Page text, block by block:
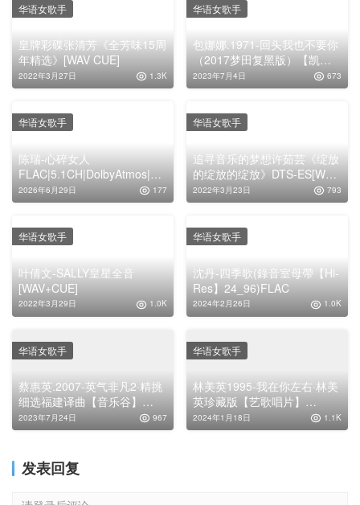
皇牌彩碟张清芳《全芳味15周
年精选》[WAV CUE]
2022年3月27日 1.3K
华语女歌手
包娜娜.1971-回头我也不要你
（2017梦田复黑版）【凯联
唱片】【WAVCUE】
2023年7月4日 673
华语女歌手
陈瑞-心碎女人
FLAC|5.1CH|DolbyAtmos|Au
ro-3D
2026年6月29日 177
华语女歌手
追寻音乐的梦想许茹芸《绽放
的绽放的绽放》DTS-ES[WAV
分轨]
2022年3月23日 793
华语女歌手
叶倩文-SALLY皇星全音
[WAV+CUE]
2022年3月29日 1.0K
华语女歌手
沈丹-四季歌(錄音室母帶【Hi-
Res】24_96)FLAC
2024年2月26日 1.0K
华语女歌手
蔡惠英.2007-英气非凡2·精挑
细选福建译曲【音乐谷】
【WAV+UCE】
2023年7月24日 967
华语女歌手
林美英1995-我在你左右·林美
英珍藏版【艺歌唱片】
【WAV+CUE】
2024年1月18日 1.1K
华语女歌手
发表回复